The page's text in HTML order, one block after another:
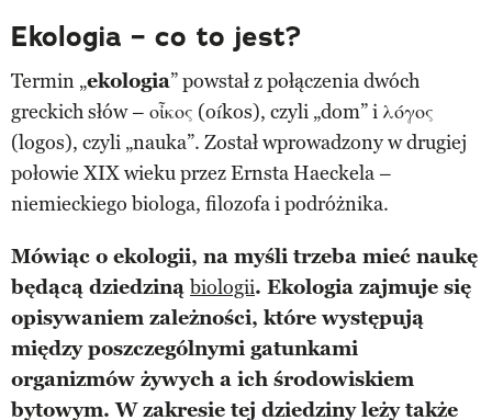
Ekologia – co to jest?
Termin „ekologia” powstał z połączenia dwóch
greckich słów – οἶκος (oíkos), czyli „dom” i λόγος
(logos), czyli „nauka”. Został wprowadzony w drugiej
połowie XIX wieku przez Ernsta Haeckela –
niemieckiego biologa, filozofa i podróżnika.
Mówiąc o ekologii, na myśli trzeba mieć naukę
będącą dziedziną biologii. Ekologia zajmuje się
opisywaniem zależności, które występują
między poszczególnymi gatunkami
organizmów żywych a ich środowiskiem
bytowym. W zakresie tej dziedziny leży także